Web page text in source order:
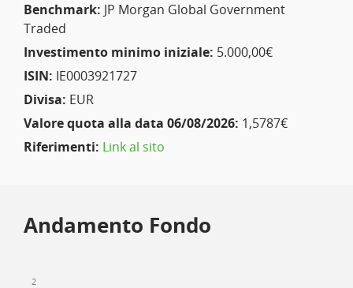
Benchmark: JP Morgan Global Government
Traded
Investimento minimo iniziale: 5.000,00€
ISIN: IE0003921727
Divisa: EUR
Valore quota alla data 06/08/2026: 1,5787€
Riferimenti: Link al sito
Andamento Fondo
2